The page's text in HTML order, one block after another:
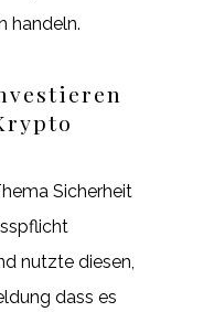
handeln.
Sicherheit
nutzte diesen,
dass es